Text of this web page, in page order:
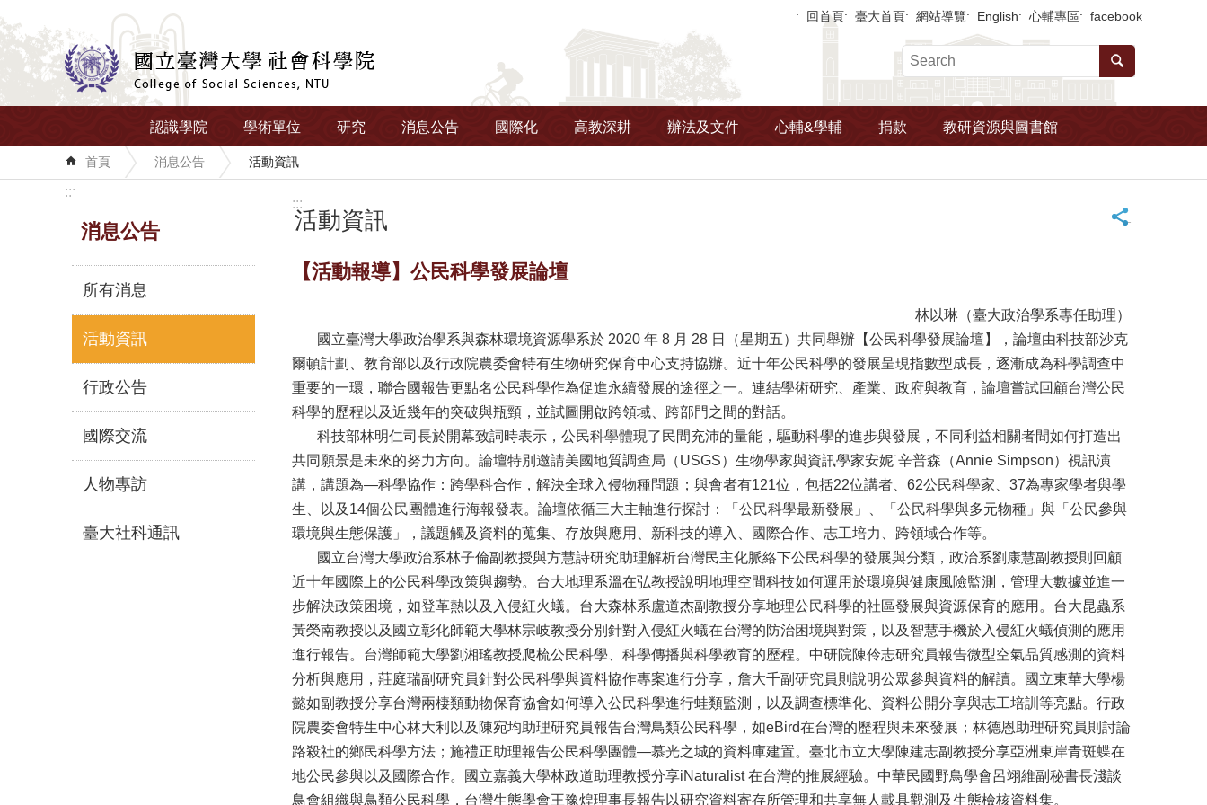
跳到主要內容區塊 回首頁 臺大首頁 網站導覽 English 心輔專區 facebook
認識學院 學術單位 研究 消息公告 國際化 高教深耕 辦法及文件 心輔&學輔 捐款 教研資源與圖書館
首頁 消息公告 活動資訊
:::
消息公告
所有消息
活動資訊
行政公告
國際交流
人物專訪
臺大社科通訊
:::
活動資訊 _
【活動報導】公民科學發展論壇
林以琳（臺大政治學系專任助理）
國立臺灣大學政治學系與森林環境資源學系於 2020 年 8 月 28 日（星期五）共同舉辦【公民科學發展論壇】，論壇由科技部沙克
爾頓計劃、教育部以及行政院農委會特有生物研究保育中心支持協辦。近十年公民科學的發展呈現指數型成長，逐漸成為科學調查中
重要的一環，聯合國報告更點名公民科學作為促進永續發展的途徑之一。連結學術研究、產業、政府與教育，論壇嘗試回顧台灣公民
科學的歷程以及近幾年的突破與瓶頸，並試圖開啟跨領域、跨部門之間的對話。
科技部林明仁司長於開幕致詞時表示，公民科學體現了民間充沛的量能，驅動科學的進步與發展，不同利益相關者間如何打造出
共同願景是未來的努力方向。論壇特別邀請美國地質調查局（USGS）生物學家與資訊學家安妮˙辛普森（Annie Simpson）視訊演
講，講題為—科學協作：跨學科合作，解決全球入侵物種問題；與會者有121位，包括22位講者、62公民科學家、37為專家學者與學
生、以及14個公民團體進行海報發表。論壇依循三大主軸進行探討：「公民科學最新發展」、「公民科學與多元物種」與「公民參與
環境與生態保護」，議題觸及資料的蒐集、存放與應用、新科技的導入、國際合作、志工培力、跨領域合作等。
國立台灣大學政治系林子倫副教授與方慧詩研究助理解析台灣民主化脈絡下公民科學的發展與分類，政治系劉康慧副教授則回顧
近十年國際上的公民科學政策與趨勢。台大地理系溫在弘教授說明地理空間科技如何運用於環境與健康風險監測，管理大數據並進一
步解決政策困境，如登革熱以及入侵紅火蟻。台大森林系盧道杰副教授分享地理公民科學的社區發展與資源保育的應用。台大昆蟲系
黃榮南教授以及國立彰化師範大學林宗岐教授分別針對入侵紅火蟻在台灣的防治困境與對策，以及智慧手機於入侵紅火蟻偵測的應用
進行報告。台灣師範大學劉湘瑤教授爬梳公民科學、科學傳播與科學教育的歷程。中研院陳伶志研究員報告微型空氣品質感測的資料
分析與應用，莊庭瑞副研究員針對公民科學與資料協作專案進行分享，詹大千副研究員則說明公眾參與資料的解讀。國立東華大學楊
懿如副教授分享台灣兩棲類動物保育協會如何導入公民科學進行蛙類監測，以及調查標準化、資料公開分享與志工培訓等亮點。行政
院農委會特生中心林大利以及陳宛均助理研究員報告台灣鳥類公民科學，如eBird在台灣的歷程與未來發展；林德恩助理研究員則討論
路殺社的鄉民科學方法；施禮正助理報告公民科學團體—慕光之城的資料庫建置。臺北市立大學陳建志副教授分享亞洲東岸青斑蝶在
地公民參與以及國際合作。國立嘉義大學林政道助理教授分享iNaturalist 在台灣的推展經驗。中華民國野鳥學會呂翊維副秘書長淺談
鳥會組織與鳥類公民科學，台灣生態學會王豫煌理事長報告以研究資料寄存所管理和共享無人載具觀測及生態檢核資料集。